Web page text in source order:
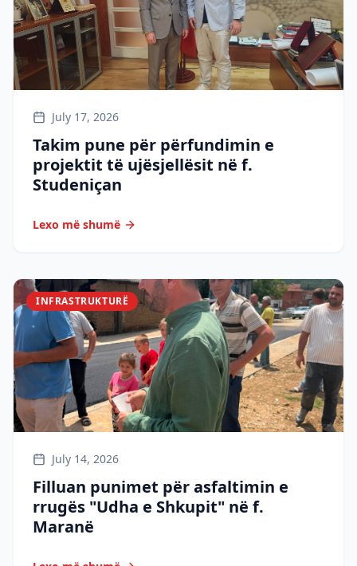
July 17, 2026
Takim pune për përfundimin e
projektit të ujësjellësit në f.
Studeniçan
Lexo më shumë
INFRASTRUKTURË
July 14, 2026
Filluan punimet për asfaltimin e
rrugës "Udha e Shkupit" në f.
Maranë